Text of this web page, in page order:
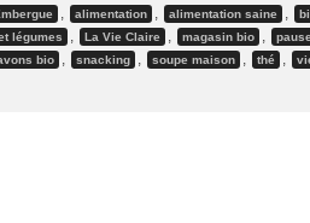
, alimentation , alimentation saine ,
légumes , La Vie Claire , magasin bio ,
bio , snacking , soupe maison , thé ,